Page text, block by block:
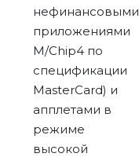
нефинансовыми
приложениями
M/Chip4 по
спецификации
MasterCard) и
апплетами в
режиме
высокой